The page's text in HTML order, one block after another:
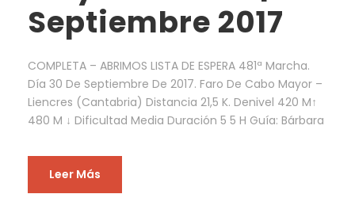
Septiembre 2017
COMPLETA – ABRIMOS LISTA DE ESPERA 481ª Marcha.
Día 30 De Septiembre De 2017. Faro De Cabo Mayor –
Liencres (Cantabria) Distancia 21,5 K. Denivel 420 M↑
480 M ↓ Dificultad Media Duración 5 5 H Guía: Bárbara
Leer Más